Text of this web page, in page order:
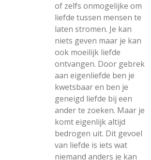
of zelfs onmogelijke om
liefde tussen mensen te
laten stromen. Je kan
niets geven maar je kan
ook moeilijk liefde
ontvangen. Door gebrek
aan eigenliefde ben je
kwetsbaar en ben je
geneigd liefde bij een
ander te zoeken. Maar je
komt eigenlijk altijd
bedrogen uit. Dit gevoel
van liefde is iets wat
niemand anders je kan